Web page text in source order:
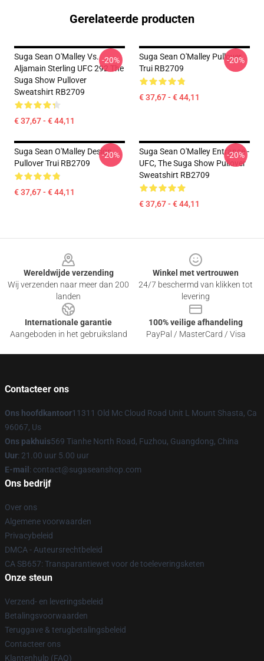
Gerelateerde producten
Suga Sean O'Malley Vs.
Aljamain Sterling UFC 292 The
Suga Show Pullover
Sweatshirt RB2709
€ 37,67 - € 44,11
-20%
Suga Sean O'Malley Pullover
Trui RB2709
€ 37,67 - € 44,11
-20%
Suga Sean O'Malley Design
Pullover Trui RB2709
€ 37,67 - € 44,11
-20%
Suga Sean O'Malley Entrance -
UFC, The Suga Show Pullover
Sweatshirt RB2709
€ 37,67 - € 44,11
-20%
Wereldwijde verzending
Wij verzenden naar meer dan 200
landen
Winkel met vertrouwen
24/7 beschermd van klikken tot
levering
Internationale garantie
Aangeboden in het gebruiksland
100% veilige afhandeling
PayPal / MasterCard / Visa
Contacteer ons
Ons hoofdkantoor11311 Old Mc Cloud Road Unit L Mount Shasta, Ca
96067, Us
Ons pakhuis569 Tianhe North Road, Fuzhou, Guangdong, China
Uur: 21.00 uur 5.00 uur
E-mail : contact@sugaseanshop.com
Ons bedrijf
Over ons
Algemene voorwaarden
Privacybeleid
DMCA - Auteursrechtbeleid
CA SB657: Transparantiewet voor de toeleveringsketen
Onze steun
Verzend- en leveringsbeleid
Betalingsvoorwaarden
Teruggave & terugbetalingsbeleid
Contacteer ons
Klantenhulp (FAQ)